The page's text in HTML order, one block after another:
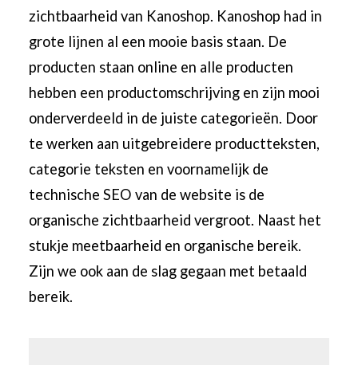
zichtbaarheid van Kanoshop. Kanoshop had in
grote lijnen al een mooie basis staan. De
producten staan online en alle producten
hebben een productomschrijving en zijn mooi
onderverdeeld in de juiste categorieën. Door
te werken aan uitgebreidere productteksten,
categorie teksten en voornamelijk de
technische SEO van de website is de
organische zichtbaarheid vergroot. Naast het
stukje meetbaarheid en organische bereik.
Zijn we ook aan de slag gegaan met betaald
bereik.